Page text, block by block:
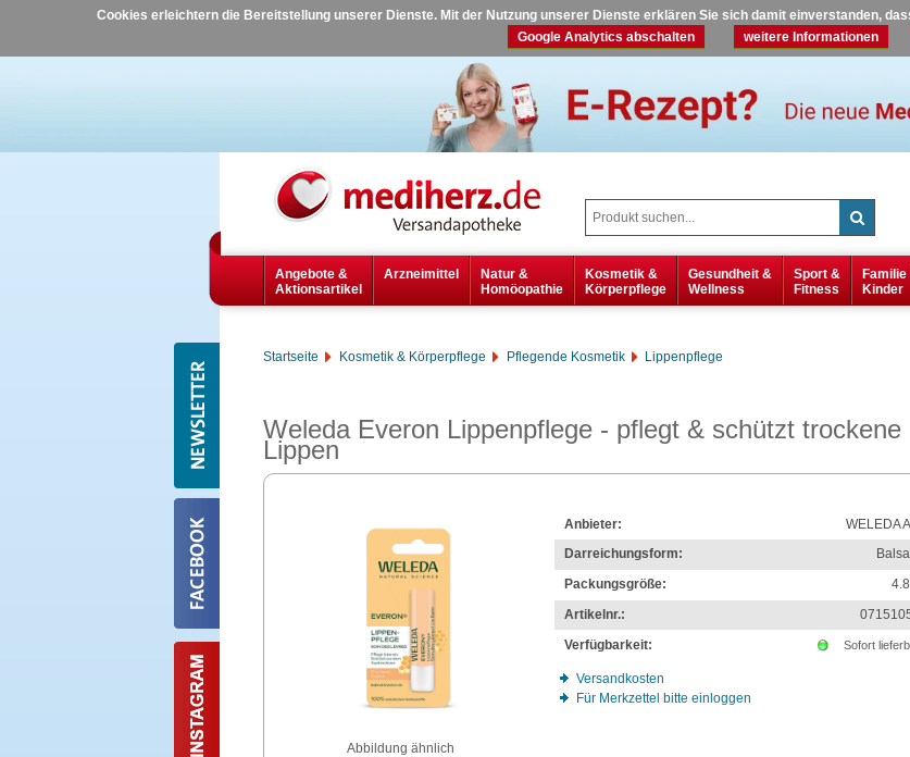
Cookies erleichtern die Bereitstellung unserer Dienste. Mit der Nutzung unserer Dienste erklären Sie sich damit einverstanden,
Google Analytics abschalten
weitere Informationen
Angebote &
Aktionsartikel
Arzneimittel
Natur &
Homöopathie
Kosmetik &
Körperpflege
Gesundheit &
Wellness
Sport &
Fitness
Familie
Kinder
Startseite Kosmetik & Körperpflege Pflegende Kosmetik Lippenpflege
Weleda Everon Lippenpflege - pflegt & schützt trockene
Lippen
Abbildung ähnlich
Anbieter:
WELEDA
Darreichungsform:
Packungsgröße:
4.8
Artikelnr.:
Verfügbarkeit:
Sofort
Versandkosten
Für Merkzettel bitte einloggen